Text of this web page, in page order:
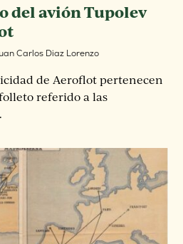
del avión Tupolev
Carlos Diaz Lorenzo
de Aeroflot pertenecen
referido a las